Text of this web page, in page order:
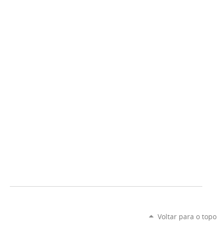
Voltar para o topo